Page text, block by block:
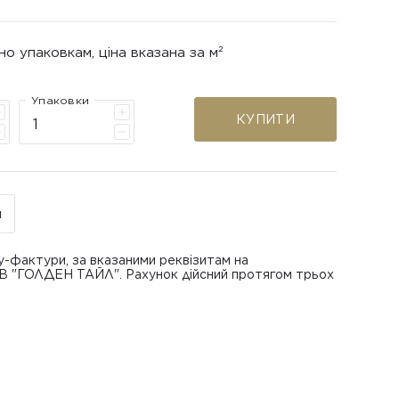
упаковкам, ціна вказана за м²
Упаковки
КУПИТИ
фактури, за вказаними реквізитам на
"ГОЛДЕН ТАЙЛ". Рахунок дійсний протягом трьох